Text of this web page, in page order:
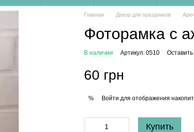
Главная Декор для праздников
Фоторамка с
В наличии Артикул: 0510
60 грн
% Войти для отображения
Купить